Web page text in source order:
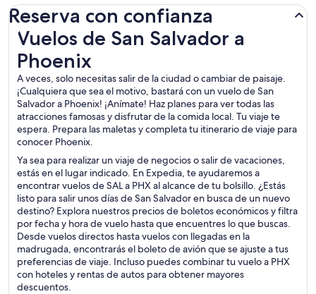
Reserva con confianza
Vuelos de San Salvador a
Phoenix
A veces, solo necesitas salir de la ciudad o cambiar de paisaje.
¡Cualquiera que sea el motivo, bastará con un vuelo de San
Salvador a Phoenix! ¡Anímate! Haz planes para ver todas las
atracciones famosas y disfrutar de la comida local. Tu viaje te
espera. Prepara las maletas y completa tu itinerario de viaje para
conocer Phoenix.
Ya sea para realizar un viaje de negocios o salir de vacaciones,
estás en el lugar indicado. En Expedia, te ayudaremos a
encontrar vuelos de SAL a PHX al alcance de tu bolsillo. ¿Estás
listo para salir unos días de San Salvador en busca de un nuevo
destino? Explora nuestros precios de boletos económicos y filtra
por fecha y hora de vuelo hasta que encuentres lo que buscas.
Desde vuelos directos hasta vuelos con llegadas en la
madrugada, encontrarás el boleto de avión que se ajuste a tus
preferencias de viaje. Incluso puedes combinar tu vuelo a PHX
con hoteles y rentas de autos para obtener mayores
descuentos.
Vuelos de San Salvador a Phoenix